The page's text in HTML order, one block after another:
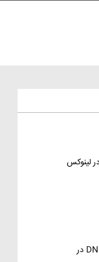
آموزش کامل نصب و راه‌اندازی DNS Server در